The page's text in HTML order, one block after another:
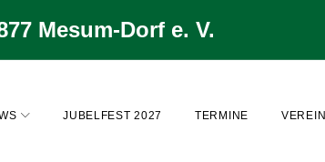
Mesum-Dorf e. V.
JUBELFEST 2027 TERMINE VEREIN